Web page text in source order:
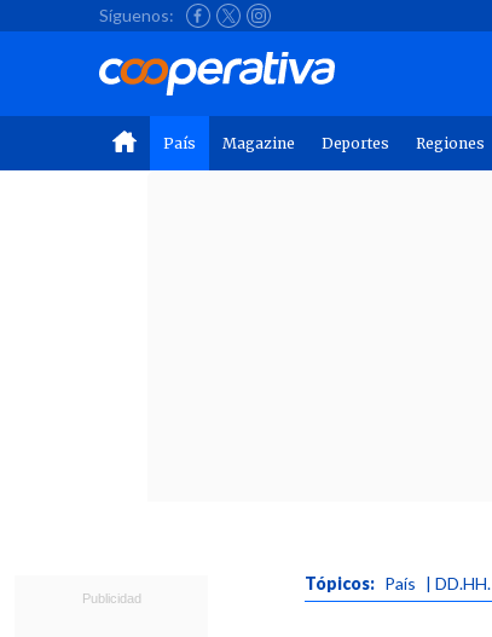
Síguenos:
País Magazine Deportes Regiones
Tópicos: País | DD.HH.